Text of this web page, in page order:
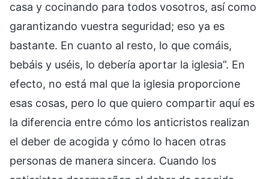
casa y cocinando para todos vosotros, así como
garantizando vuestra seguridad; eso ya es
bastante. En cuanto al resto, lo que comáis,
bebáis y uséis, lo debería aportar la iglesia”. En
efecto, no está mal que la iglesia proporcione
esas cosas, pero lo que quiero compartir aquí es
la diferencia entre cómo los anticristos realizan
el deber de acogida y cómo lo hacen otras
personas de manera sincera. Cuando los